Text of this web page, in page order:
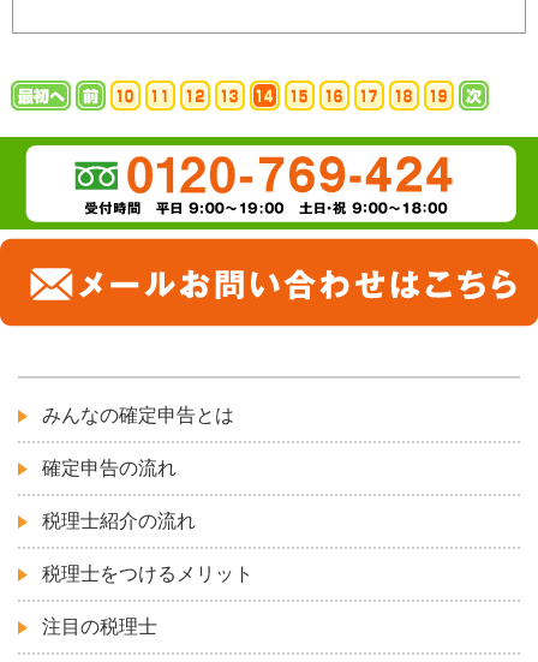
みんなの確定申告とは
確定申告の流れ
税理士紹介の流れ
税理士をつけるメリット
注目の税理士